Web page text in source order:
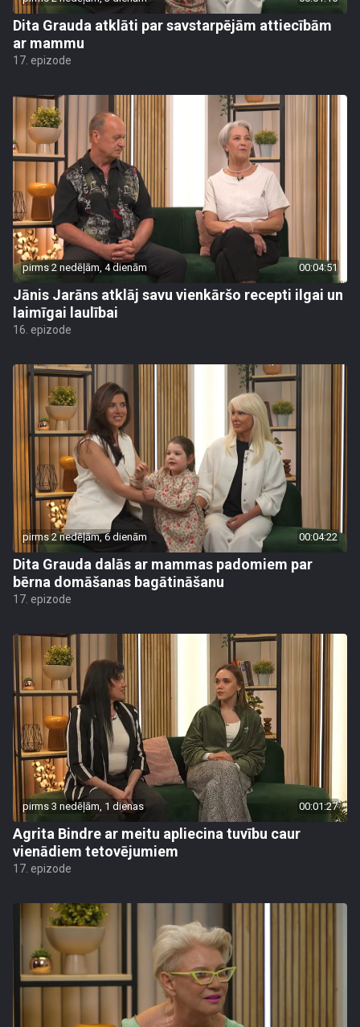
Dita Grauda atklāti par savstarpējām attiecībām
ar mammu
17. epizode
pirms 2 nedēļām, 4 dienām 00:04:51
Jānis Jarāns atklāj savu vienkāršo recepti ilgai un
laimīgai laulībai
16. epizode
pirms 2 nedēļām, 6 dienām 00:04:22
Dita Grauda dalās ar mammas padomiem par
bērna domāšanas bagātināšanu
17. epizode
pirms 3 nedēļām, 1 dienas 00:01:27
Agrita Bindre ar meitu apliecina tuvību caur
vienādiem tetovējumiem
17. epizode